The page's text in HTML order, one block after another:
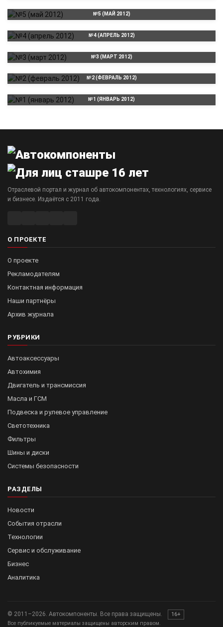
№5 (МАЙ 2012)
№4 (АПРЕЛЬ 2012)
№3 (МАРТ 2012)
№2 (ФЕВРАЛЬ 2012)
№1 (ЯНВАРЬ 2012)
Отраслевой портал и журнал об автокомпонентах, технологиях, сервисе
и бизнесе. Издаётся с 2011 года.
О ПРОЕКТЕ
О проекте
Рекламодателям
Контактная информация
Наши партнёры
Архив журнала
РУБРИКИ
Автоаксессуары
Автохимия
Двигатель и трансмиссия
Масла и ГСМ
Подвеска и рулевое управление
Светотехника
Фильтры
Шины и диски
Системы безопасности
РАЗДЕЛЫ
Новости
События отрасли
Технологии
Сервис и обслуживание
Бизнес
Аналитика
© 2011–2026. Автокомпоненты. Все права защищены.
16+
Все публикуемые материалы защищены авторским правом.